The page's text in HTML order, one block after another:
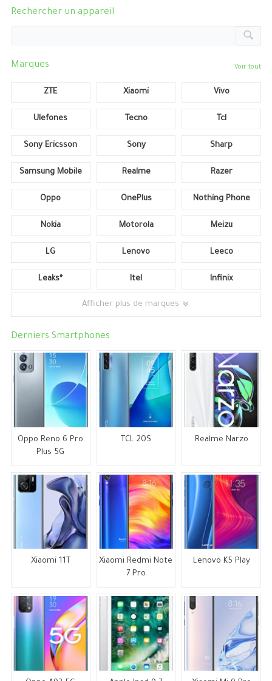
Rechercher un appareil
Marques Voir tout
ZTE Xiaomi Vivo
Ulefones Tecno Tcl
Sony Ericsson Sony Sharp
Samsung Mobile Realme Razer
Oppo OnePlus Nothing Phone
Nokia Motorola Meizu
LG Lenovo Leeco
Leaks* Itel Infinix
Afficher plus de marques
Derniers Smartphones
Oppo Reno 6 Pro
Plus 5G
TCL 20S Realme Narzo
Xiaomi 11T
Xiaomi Redmi Note
7 Pro
Lenovo K5 Play